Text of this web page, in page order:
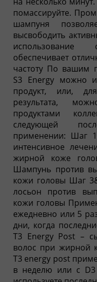
помассируйте.
шампуня
высвободить
обеспечивает
частоту По вашим
S3 Energy можно
продукт, или,
результата,
продуктами
следующей
применении: Шаг
интенсивное
жирной коже
Шампунь против
кожи головы Шаг
лосьон против
кожи головы
ежедневно или 5
дни, когда
T3 Energy Post –
волос при жирной
T3 energy post
в неделю или с